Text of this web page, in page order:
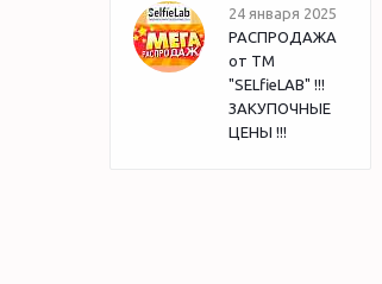
24 января 2025
РАСПРОДАЖА
от ТМ
"SELfieLAB" !!!
ЗАКУПОЧНЫЕ
ЦЕНЫ !!!